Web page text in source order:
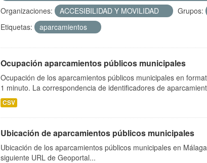
Organizaciones:
ACCESIBILIDAD Y MOVILIDAD Grupos:
Etiquetas:
aparcamientos
Ocupación aparcamientos públicos municipales
Ocupación de los aparcamientos públicos municipales en
1 minuto. La correspondencia de identificadores de
CSV
Ubicación de aparcamientos públicos municipales
Ubicación de los aparcamientos públicos municipales en
siguiente URL de Geoportal...